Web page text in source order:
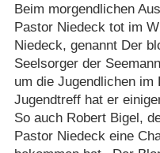
Beim morgendlichen
Pastor Niedeck tot im
Niedeck, genannt Der
Seelsorger der
um die Jugendlichen im
Jugendtreff hat er
So auch Robert Bigel,
Pastor Niedeck eine